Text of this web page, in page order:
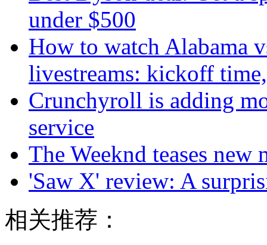
under $500
How to watch Alabama
livestreams: kickoff
Crunchyroll is adding
service
The Weeknd teases
'Saw X' review: A
相关推荐：